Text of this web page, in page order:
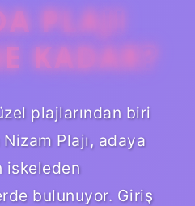
PLAJI
KADAR?
plajlarından biri
Plajı, adaya
iskeleden
bulunuyor. Giriş